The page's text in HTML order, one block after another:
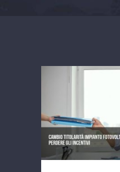
Cambio
fotovoltaico:
gli